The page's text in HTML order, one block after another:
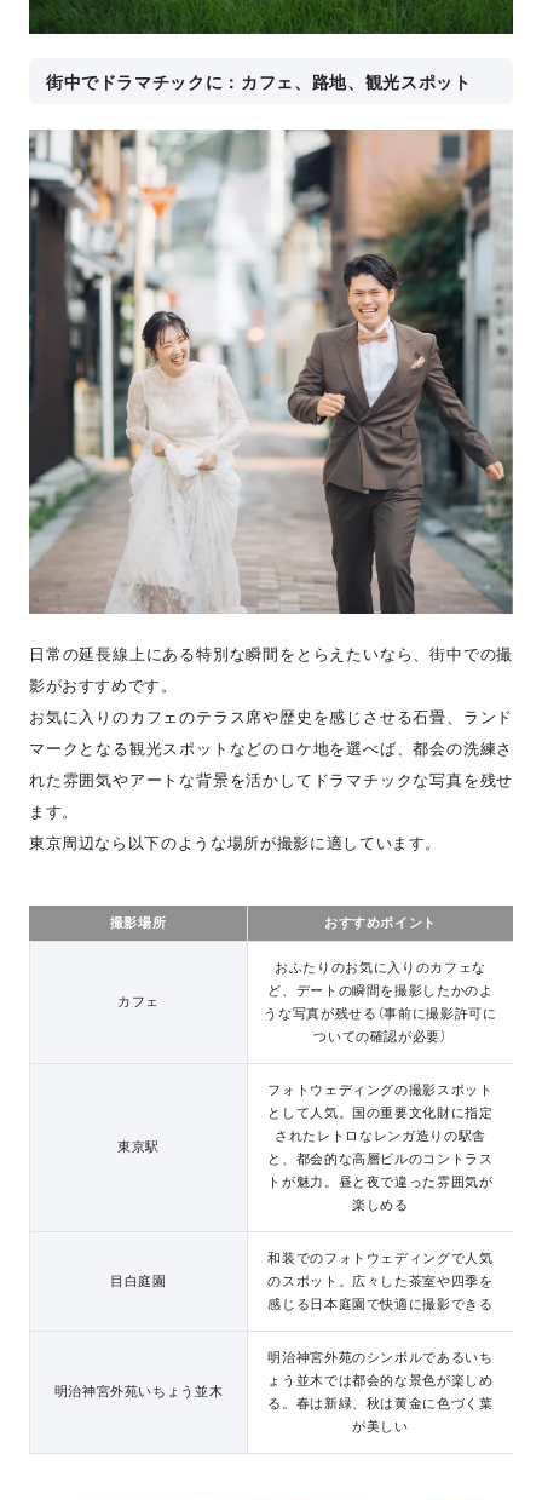
街中でドラマチックに：カフェ、路地、観光スポット
日常の延長線上にある特別な瞬間をとらえたいなら、街中での撮
影がおすすめです。
お気に入りのカフェのテラス席や歴史を感じさせる石畳、ランド
マークとなる観光スポットなどのロケ地を選べば、都会の洗練さ
れた雰囲気やアートな背景を活かしてドラマチックな写真を残せ
ます。
東京周辺なら以下のような場所が撮影に適しています。
撮影場所 おすすめポイント
カフェ
おふたりのお気に入りのカフェな
ど、デートの瞬間を撮影したかのよ
うな写真が残せる（事前に撮影許可に
ついての確認が必要）
東京駅
フォトウェディングの撮影スポット
として人気。国の重要文化財に指定
されたレトロなレンガ造りの駅舎
と、都会的な高層ビルのコントラス
トが魅力。昼と夜で違った雰囲気が
楽しめる
目白庭園
和装でのフォトウェディングで人気
のスポット。広々した茶室や四季を
感じる日本庭園で快適に撮影できる
明治神宮外苑いちょう並木
明治神宮外苑のシンボルであるいち
ょう並木では都会的な景色が楽しめ
る。春は新緑、秋は黄金に色づく葉
が美しい